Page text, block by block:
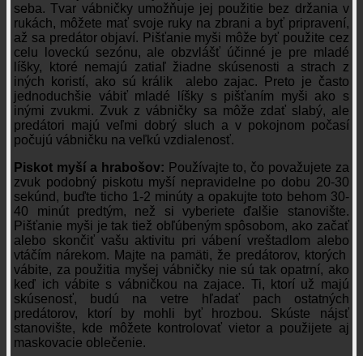
seba. Tvar vábničky umožňuje jej použitie bez držania v
rukách, môžete mať svoje ruky na zbrani a byť pripravení,
až sa predátor objaví. Pišťanie myši môže byť použite cez
celu loveckú sezónu, ale obzvlášť účinné je pre mladé
líšky, ktoré nemajú zatiaľ žiadne skúsenosti a strach z
iných koristí, ako sú králik alebo zajac. Preto je často
jednoduchšie vábiť mladé líšky s pišťaním myši ako s
inými zvukmi. Zvuk z vábničky sa môže zdať slabý, ale
predátori majú veľmi dobrý sluch a v pokojnom počasí
počujú vábničku na veľkú vzdialenosť.
Piskot myší a hrabošov: Používajte to, čo považujete za
zvuk podobný piskotu myší nepravidelne po dobu 20-30
sekúnd, buďte ticho 1-2 minúty a opakujte toto behom 30-
40 minút predtým, než si vyberiete ďalšie stanovište.
Pišťanie myši je tak tiež obľúbeným spôsobom, ako začať
alebo skončiť vašu aktivitu pri vábení vreštadlom alebo
vtáčím nárekom. Majte na pamäti, že predátorov, ktorých
vábite, za použitia myšej vábničky nie sú tak opatrní, ako
keď ich vábite s vábničkou na zajace. Ti, ktorí už majú
skúsenosť, budú na vetre hľadať pach ostatných
predátorov, ktorí by mohli byť hrozbou. Skúste nájsť
stanovište, kde môžete kontrolovať vietor a použijete aj
maskovacie oblečenie.